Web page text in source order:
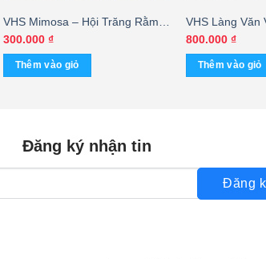
VHS Mimosa – Hội Trăng Rằm 3
(KGTUS) – cái
300.000 ₫
Thêm vào giỏ
VHS Làng Văn
Ở Lại Charlie
800.000 ₫
Thêm vào giỏ
Đăng ký nhận tin
Đăng